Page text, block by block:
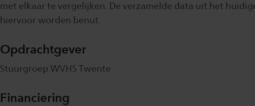
met elkaar te vergelijken. De verzamelde data uit het
hiervoor worden benut.
Opdrachtgever
Stuurgroep WVHS Twente
Financiering